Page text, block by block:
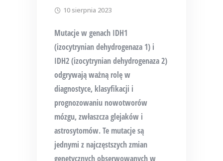
10 sierpnia 2023
Mutacje w genach IDH1
(izocytrynian dehydrogenaza 1) i
IDH2 (izocytrynian dehydrogenaza 2)
odgrywają ważną rolę w
diagnostyce, klasyfikacji i
prognozowaniu nowotworów
mózgu, zwłaszcza glejaków i
astrosytomów. Te mutacje są
jednymi z najczęstszych zmian
genetycznych obserwowanych w